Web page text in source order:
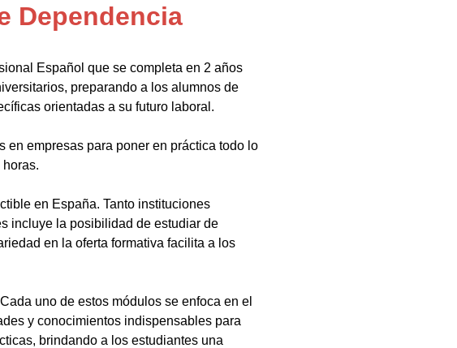
Dependencia
Español que se completa en 2 años
preparando a los alumnos de
orientadas a su futuro laboral.
en empresas para poner en práctica todo lo
en España. Tanto instituciones
incluye la posibilidad de estudiar de
en la oferta formativa facilita a los
uno de estos módulos se enfoca en el
y conocimientos indispensables para
brindando a los estudiantes una